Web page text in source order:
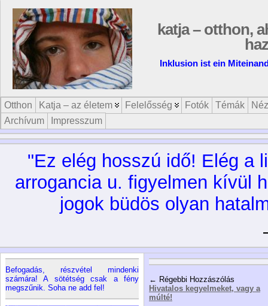
katja – otthon,
Inklusion ist ein
Otthon Katja – az életem Felelősség Fotók Témák
Archívum
Impresszum
"Ez elég hosszú idő! Elég a
arrogancia u. figyelmen kívül
jogok büdös olyan
Befogadás, részvétel mindenki
számára! A sötétség csak a fény
megszűnik. Soha ne add fel!
← Régebbi Hozzászólás
Hivatalos kegyelmeket, vagy a
múlté!